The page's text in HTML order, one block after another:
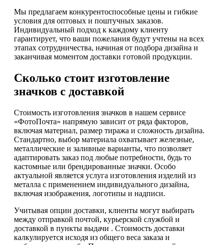
Мы предлагаем конкурентоспособные цены и гибкие
условия для оптовых и поштучных заказов.
Индивидуальный подход к каждому клиенту
гарантирует, что ваши пожелания будут учтены на всех
этапах сотрудничества, начиная от подбора дизайна и
заканчивая моментом доставки готовой продукции.
Сколько стоит изготовление
значков с доставкой
Стоимость изготовления значков в нашем сервисе
«ФотоПочта» напрямую зависит от ряда факторов,
включая материал, размер тиража и сложность дизайна.
Стандартно, выбор материала охватывает железные,
металлические и заливные варианты, что позволяет
адаптировать заказ под любые потребности, будь то
кастомные или брендированные значки. Особо
актуальной является услуга изготовления изделий из
металла с применением индивидуального дизайна,
включая изображения, логотипы и надписи.
Учитывая опции доставки, клиенты могут выбирать
между отправкой почтой, курьерской службой и
доставкой в пункты выдачи . Стоимость доставки
калкулируется исходя из общего веса заказа и